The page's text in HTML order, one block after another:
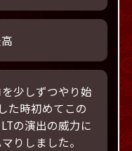
少しずつやり始
た時初めてこの
の演出の威力に
りしました。